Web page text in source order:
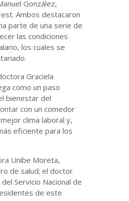
González,
Ambos destacaron
parte de una serie de
las condiciones
los cuales se
Graciela
como un paso
bienestar del
con un comedor
clima laboral y,
eficiente para los
Unibe Moreta,
de salud; el doctor
Servicio Nacional de
de este